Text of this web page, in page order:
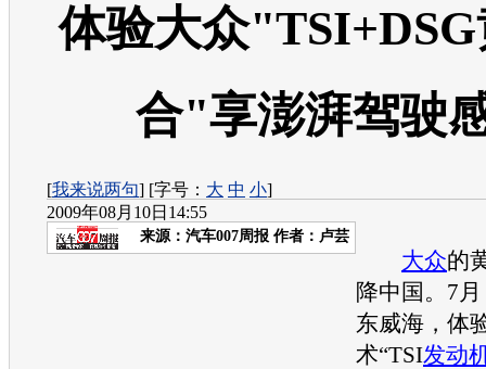
体验大众
合"享澎湃驾驶
[我来说两句] [字号： 大 中 小]
2009年08月10日14:55
来源： 汽车007周报 作者：卢芸
大众的
降中国。7
东威海，体
术“TSI发动